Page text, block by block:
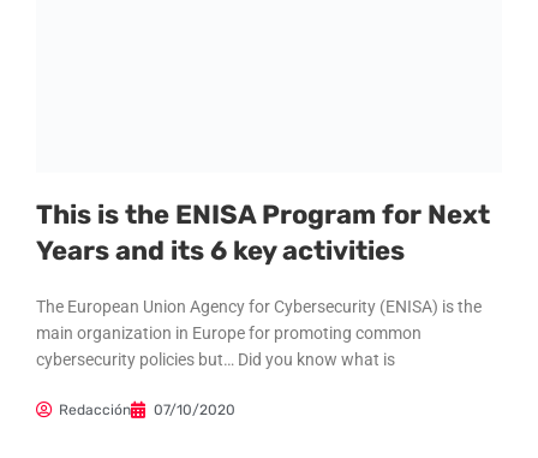
This is the ENISA Program for Next
Years and its 6 key activities
The European Union Agency for Cybersecurity (ENISA) is the
main organization in Europe for promoting common
cybersecurity policies but… Did you know what is
Redacción 07/10/2020